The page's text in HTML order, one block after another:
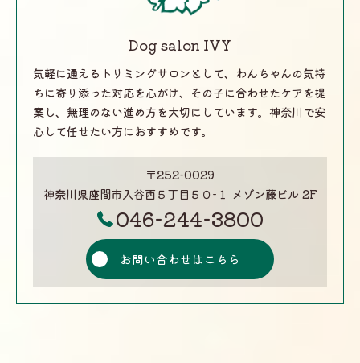
Dog salon IVY
気軽に通えるトリミングサロンとして、わんちゃんの気持
ちに寄り添った対応を心がけ、その子に合わせたケアを提
案し、無理のない進め方を大切にしています。神奈川で安
心して任せたい方におすすめです。
〒252-0029
神奈川県座間市入谷西５丁目５０−１ メゾン藤ビル 2F
046-244-3800
お問い合わせはこちら